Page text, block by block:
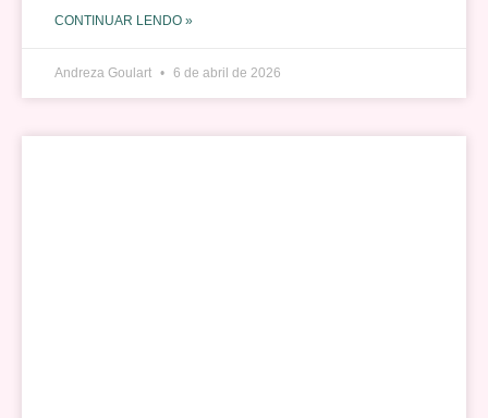
CONTINUAR LENDO »
Andreza Goulart 6 de abril de 2026